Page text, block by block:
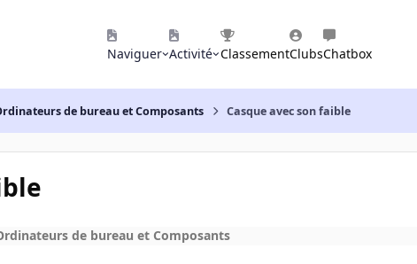
Naviguer Activité ClassementClubsChatbox
de bureau et Composants Casque avec son faible
de bureau et Composants